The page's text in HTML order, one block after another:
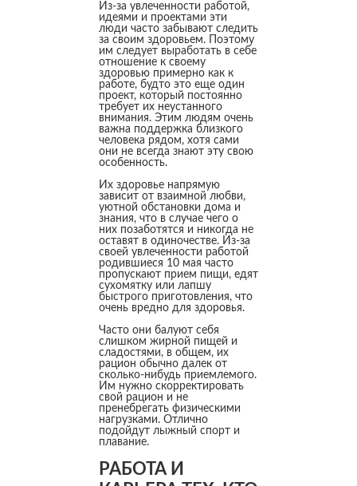
Из-за увлеченности работой,
идеями и проектами эти
люди часто забывают следить
за своим здоровьем. Поэтому
им следует выработать в себе
отношение к своему
здоровью примерно как к
работе, будто это еще один
проект, который постоянно
требует их неустанного
внимания. Этим людям очень
важна поддержка близкого
человека рядом, хотя сами
они не всегда знают эту свою
особенность.
Их здоровье напрямую
зависит от взаимной любви,
уютной обстановки дома и
знания, что в случае чего о
них позаботятся и никогда не
оставят в одиночестве. Из-за
своей увлеченности работой
родившиеся 10 мая часто
пропускают прием пищи, едят
сухомятку или лапшу
быстрого приготовления, что
очень вредно для здоровья.
Часто они балуют себя
слишком жирной пищей и
сладостями, в общем, их
рацион обычно далек от
сколько-нибудь приемлемого.
Им нужно скорректировать
свой рацион и не
пренебрегать физическими
нагрузками. Отлично
подойдут лыжный спорт и
плавание.
РАБОТА И